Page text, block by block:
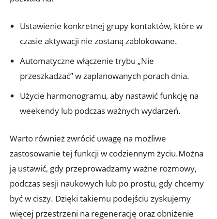
Ustawienie konkretnej grupy ⁣kontaktów, ‌które w
czasie aktywacji nie zostaną​ zablokowane.
Automatyczne włączenie trybu ‌„Nie
przeszkadzać” w zaplanowanych porach⁣ dnia.
Użycie harmonogramu, aby nastawić ​funkcję na
weekendy lub​ podczas ważnych wydarzeń.
Warto ⁢również zwrócić uwagę ​na możliwe ​
zastosowanie tej funkcji w codziennym ⁤życiu.Można
ją ustawić, gdy przeprowadzamy ważne⁣ rozmowy,
⁢podczas sesji ‌naukowych lub⁤ po ‌prostu,‍ gdy chcemy
być w ciszy. Dzięki takiemu podejściu‍ zyskujemy
więcej przestrzeni⁢ na regenerację oraz obniżenie